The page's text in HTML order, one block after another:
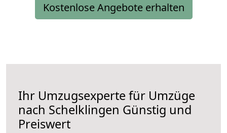
Kostenlose Angebote erhalten
Ihr Umzugsexperte für Umzüge
nach Schelklingen Günstig und
Preiswert